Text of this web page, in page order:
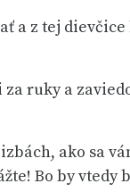
a z tej
ruky a
ako sa
Bo by vtedy